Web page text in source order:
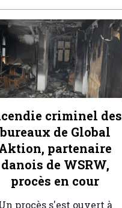
criminel des
bureaux de Global
partenaire
danois de WSRW,
procès en cour
procès s'est ouvert à